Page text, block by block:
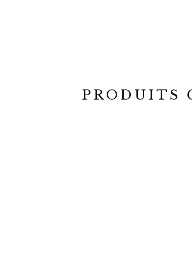
PRODUITS